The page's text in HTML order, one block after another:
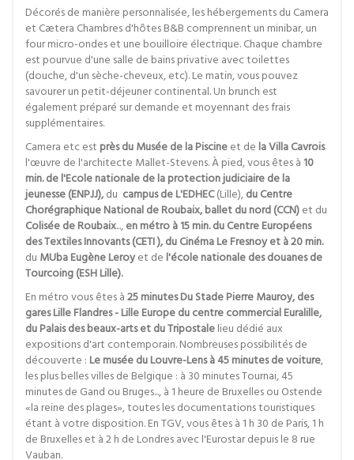
Décorés de manière personnalisée, les hébergements du Camera
et Cætera Chambres d'hôtes B&B comprennent un minibar, un
four micro-ondes et une bouilloire électrique. Chaque chambre
est pourvue d'une salle de bains privative avec toilettes
(douche, d'un sèche-cheveux, etc). Le matin, vous pouvez
savourer un petit-déjeuner continental. Un brunch est
également préparé sur demande et moyennant des frais
supplémentaires.
Camera etc est près du Musée de la Piscineet de la Villa Cavrois
l'œuvre de l'architecte Mallet-Stevens. À pied, vous êtes à 10
min. de l'Ecole nationale de la protection judiciaire de la
jeunesse (ENPJJ),du campus de L'EDHEC(Lille),du Centre
Chorégraphique National de Roubaix, ballet du nord (CCN)et du
Colisée de Roubaix...,en métro à 15 min. du Centre Européens
des Textiles Innovants (CETI ), du Cinéma Le Fresnoy et à 20 min.
du MUba Eugène Leroyet de l'école nationale des douanes de
Tourcoing (ESH Lille).
En métro vous êtes à25 minutes Du Stade Pierre Mauroy, des
gares Lille Flandres - Lille Europe du centre commercial Euralille,
du Palais des beaux-arts et du Tripostalelieu dédié aux
expositions d'art contemporain. Nombreuses possibilités de
découverte : Le musée du Louvre-Lens à 45 minutes de voiture,
les plus belles villes de Belgique : à 30 minutes Tournai, 45
minutes de Gand ou Bruges..., à 1 heure de Bruxelles ou Ostende
«la reine des plages», toutes les documentations touristiques
étant à votre disposition. En TGV, vous êtes à 1 h 30 de Paris, 1 h
de Bruxelles et à 2 h de Londres avec l'Eurostar depuis le 8 rue
Vauban.